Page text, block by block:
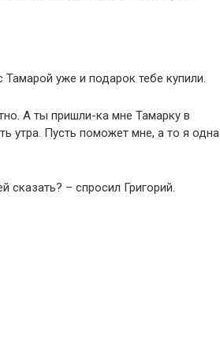
уже и подарок тебе купили.
А ты пришли-ка мне Тамарку в
утра. Пусть поможет мне, а то я одна
сказать? – спросил Григорий.